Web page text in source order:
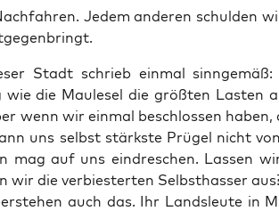
Jedem ande­ren schul­den
Stadt schrieb ein­mal sinn­ge­mäß:
wie die Maul­esel die größ­ten Las­ten
wenn wir ein­mal beschlos­sen haben,
uns selbst stärks­te Prü­gel nicht
mag auf uns ein­dre­schen. Las­sen
wir die ver­bies­ter­ten Selbst­has­ser
auch das. Ihr Lands­leu­te in